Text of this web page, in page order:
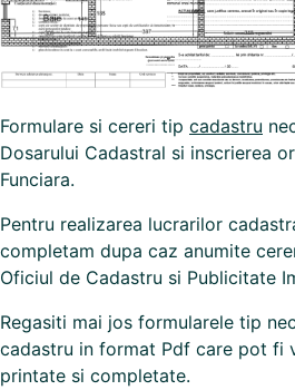
Formulare si cereri tip cadastru
Dosarului Cadastral si inscrierea
Funciara.
Pentru realizarea lucrarilor
completam dupa caz anumite
Oficiul de Cadastru si Publicitate
Regasiti mai jos formularele tip
cadastru in format Pdf care pot fi
printate si completate.